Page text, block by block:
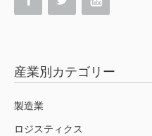
産業別カテゴリー
製造業
ロジスティクス